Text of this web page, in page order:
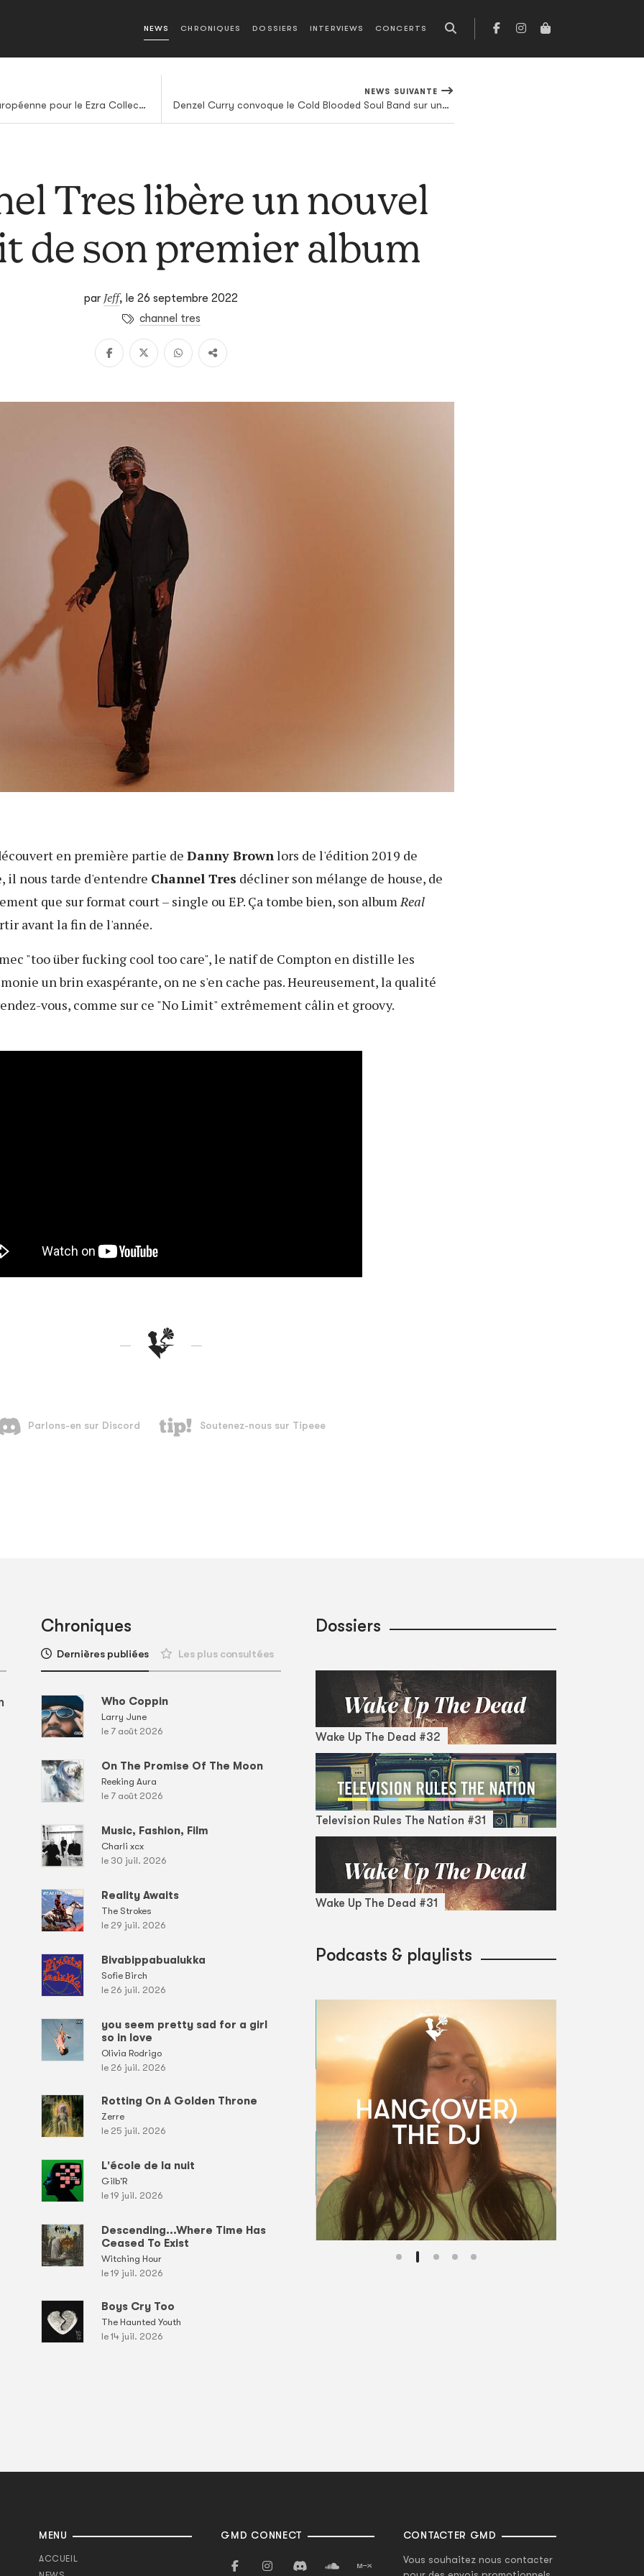
NEWS CHRONIQUES DOSSIERS INTERVIEWS CONCERTS
Nouveau titre et tournée européenne pour le Ezra Collective
NEWS SUIVANTE
Denzel Curry convoque le Cold Blooded Soul Band sur une version XL de son dernier album
Tres libère un nouvel
de son premier album
par Jeff, le 26 septembre 2022
channel tres
en première partie de Danny Brownlors de l'édition 2019 de
il nous tarde d'entendre Channel Tres décliner son mélange de house, de
que sur format court – single ou EP. Ça tombe bien, son albumReal
avant la fin de l'année.
"too über fucking cool too care", le natif de Compton en distille les
un brin exaspérante, on ne s'en cache pas. Heureusement, la qualité
vous, comme sur ce "No Limit" extrêmement câlin et groovy.
Chroniques
Dernières publiées Les plus consultées
Who Coppin
Larry June
le 7 août 2026
On The Promise Of The Moon
Reeking Aura
le 7 août 2026
Music, Fashion, Film
Charli xcx
le 30 juil. 2026
Reality Awaits
The Strokes
le 29 juil. 2026
Bivabippabualukka
Sofie Birch
le 26 juil. 2026
you seem pretty sad for a girl
so in love
Olivia Rodrigo
le 26 juil. 2026
Rotting On A Golden Throne
Zerre
le 25 juil. 2026
L'école de la nuit
Gilb'R
le 19 juil. 2026
Descending...Where Time Has
Ceased To Exist
Witching Hour
le 19 juil. 2026
Boys Cry Too
The Haunted Youth
le 14 juil. 2026
Dossiers
Wake Up The Dead #32
Television Rules The Nation #31
Wake Up The Dead #31
Podcasts & playlists
MENU
ACCUEIL
GMD CONNECT CONTACTER GMD
Vous souhaitez nous contacter